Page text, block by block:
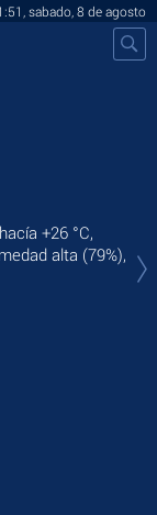
sabado, 8 de agosto
+26 °C,
alta (79%),